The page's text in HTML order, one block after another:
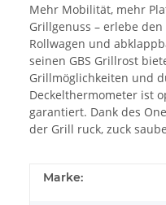
Mehr Mobilität, mehr
Grillgenuss – erlebe
Rollwagen und
seinen GBS Grillrost
Grillmöglichkeiten und
Deckelthermometer ist
garantiert. Dank des
der Grill ruck, zuck
Marke: